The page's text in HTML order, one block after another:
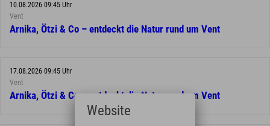
10.08.2026 09:45 Uhr
Vent
Arnika, Ötzi & Co – entdeckt die Natur rund um Vent
17.08.2026 09:45 Uhr
Vent
Arnika, Ötzi & Co – entdeckt die Natur rund um Vent
Website